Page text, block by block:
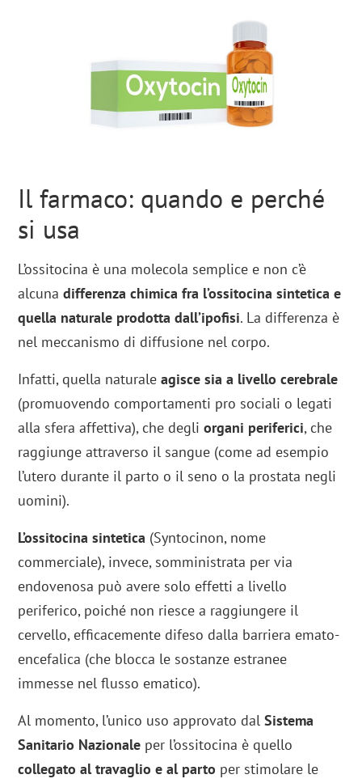
Il farmaco: quando e perché
si usa
L’ossitocina è una molecola semplice e non c’è
alcunadifferenza chimica fra l’ossitocina sintetica e
quella naturale prodotta dall’ipofisi. La differenza è
nel meccanismo di diffusione nel corpo.
Infatti, quella naturaleagisce sia a livello cerebrale
(promuovendo comportamenti pro sociali o legati
alla sfera affettiva), che degli organi periferici, che
raggiunge attraverso il sangue (come ad esempio
l’utero durante il parto o il seno o la prostata negli
uomini).
L’ossitocina sintetica (Syntocinon, nome
commerciale), invece, somministrata per via
endovenosa può avere solo effetti a livello
periferico, poiché non riesce a raggiungere il
cervello, efficacemente difeso dalla barriera emato-
encefalica (che blocca le sostanze estranee
immesse nel flusso ematico).
Al momento, l’unico uso approvato dalSistema
Sanitario Nazionale per l’ossitocina è quello
collegato al travaglio e al parto per stimolare le